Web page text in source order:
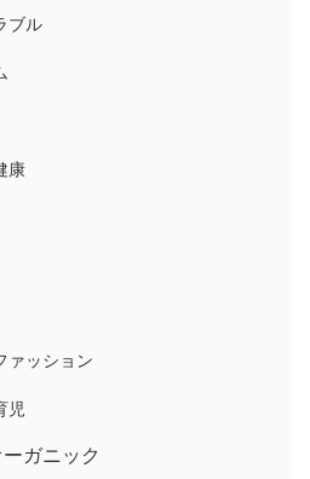
ブル
康
ァッション
児
ガニック